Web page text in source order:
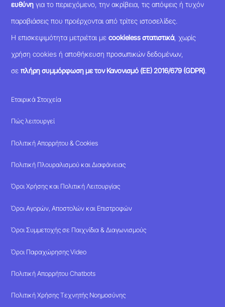
ευθύνη για το περιεχόμενο, την ακρίβεια, τις απόψεις ή τυχόν
παραβιάσεις που προέρχονται από τρίτες ιστοσελίδες.
Η επισκεψιμότητα μετριέται μεcookieless στατιστικά, χωρίς
χρήση cookies ή αποθήκευση προσωπικών δεδομένων,
σεπλήρη συμμόρφωση με τον Κανονισμό (ΕΕ) 2016/679 (GDPR).
Εταιρικά Στοιχεία
Πώς λειτουργεί
Πολιτική Απορρήτου & Cookies
Πολιτική Πλουραλισμού και Διαφάνειας
Όροι Χρήσης και Πολιτική Λειτουργίας
Όροι Αγορών, Αποστολών και Επιστροφών
Όροι Συμμετοχής σε Παιχνίδια & Διαγωνισμούς
Όροι Παραχώρησης Video
Πολιτική Απορρήτου Chatbots
Πολιτική Χρήσης Τεχνητής Νοημοσύνης